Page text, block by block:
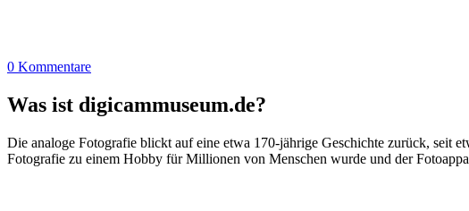
0 Kommentare
Was ist digicammuseum.de?
Die analoge Fotografie blickt auf eine etwa 170-jährige Geschichte zurück, seit
Fotografie zu einem Hobby für Millionen von Menschen wurde und der